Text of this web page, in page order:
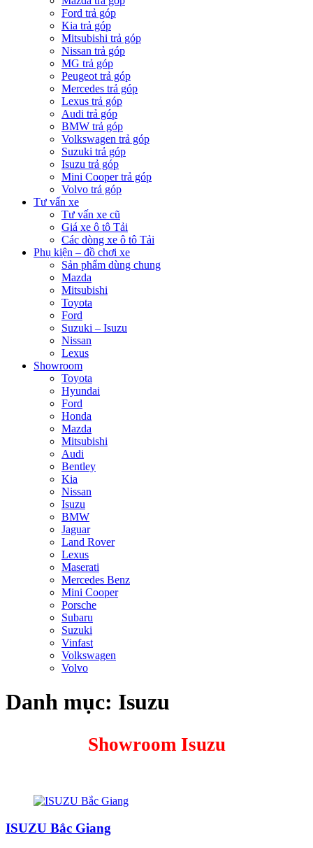
Ford trả góp
Kia trả góp
Mitsubishi trả góp
Nissan trả góp
MG trả góp
Peugeot trả góp
Mercedes trả góp
Lexus trả góp
Audi trả góp
BMW trả góp
Volkswagen trả góp
Suzuki trả góp
Isuzu trả góp
Mini Cooper trả góp
Volvo trả góp
Tư vấn xe
Tư vấn xe cũ
Giá xe ô tô Tải
Các dòng xe ô tô Tải
Phụ kiện – đồ chơi xe
Sản phẩm dùng chung
Mazda
Mitsubishi
Toyota
Ford
Suzuki – Isuzu
Nissan
Lexus
Showroom
Toyota
Hyundai
Ford
Honda
Mazda
Mitsubishi
Audi
Bentley
Kia
Nissan
Isuzu
BMW
Jaguar
Land Rover
Lexus
Maserati
Mercedes Benz
Mini Cooper
Porsche
Subaru
Suzuki
Vinfast
Volkswagen
Volvo
Danh mục: Isuzu
Showroom Isuzu
ISUZU Bắc Giang